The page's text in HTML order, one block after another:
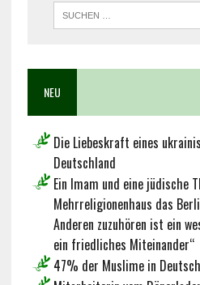
NEU
Die Liebeskraft eines
Deutschland
Ein Imam und eine jüdische
Mehrreligionenhaus das
Anderen zuzuhören ist ein
ein friedliches Miteinander“
47% der Muslime in